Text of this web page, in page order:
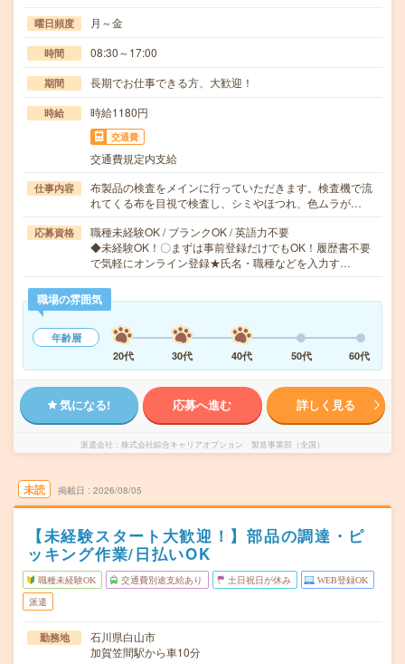
曜日頻度 月～金
時間 08:30～17:00
期間 長期でお仕事できる方、大歓迎！
時給 時給1180円
交通費
交通費規定内支給
仕事内容
布製品の検査をメインに行っていただきます。検査機で流
れてくる布を目視で検査し、シミやほつれ、色ムラが…
応募資格
職種未経験OK / ブランクOK / 英語力不要
◆未経験OK！〇まずは事前登録だけでもOK！履歴書不要
で気軽にオンライン登録★氏名・職種などを入力す…
職場の雰囲気
年齢層
20代
30代 40代 50代 60代
気になる! 応募へ進む 詳しく見る
派遣会社 株式会社綜合キャリアオプション 製造事業部（全国）
未読 掲載日 2026/08/05
【未経験スタート大歓迎！】部品の調達・ピ
ッキング作業/日払いOK
職種未経験OK 交通費別途支給あり 土日祝日が休み WEB登録OK
派遣
勤務地
石川県白山市
加賀笠間駅から車10分